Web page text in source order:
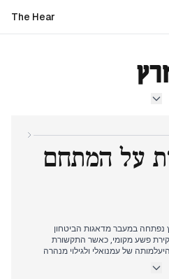
The Hear
על המתחם
העורכת ב-1 במרץ נפתחה במעבר מדאגות הביטחון
פשע מקומי, כאשר התקשורת
של עמנואלי ולגילוי מנהרה
עבר בפתאומיות למשבר ביטחון